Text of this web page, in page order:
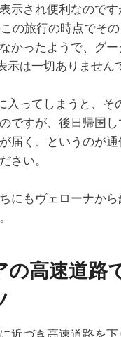
示され便利なので
の旅行の時点でそ
かったようで、グ
示は一切ありません
入ってしまうと、そ
ですが、後日帰国
届く、というのが
さい。
にもヴェローナか
の高速道路